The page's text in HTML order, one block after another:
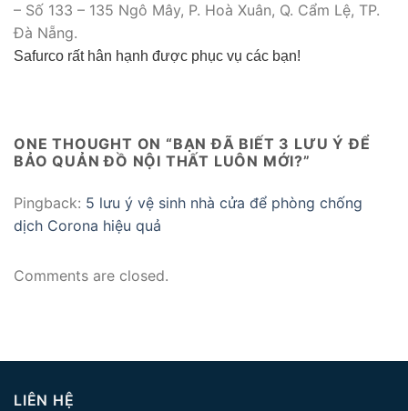
– Số 133 – 135 Ngô Mây, P. Hoà Xuân, Q. Cẩm Lệ, TP.
Đà Nẵng.
Safurco rất hân hạnh được phục vụ các bạn!
ONE THOUGHT ON “BẠN ĐÃ BIẾT 3 LƯU Ý ĐỂ
BẢO QUẢN ĐỒ NỘI THẤT LUÔN MỚI?”
Pingback: 5 lưu ý vệ sinh nhà cửa để phòng chống
dịch Corona hiệu quả
Comments are closed.
LIÊN HỆ